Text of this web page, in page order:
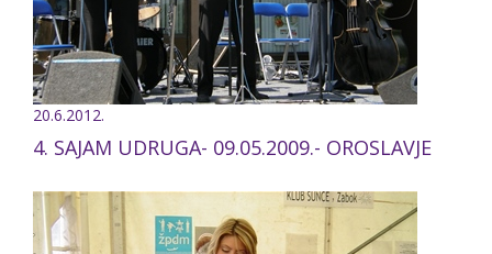
20.6.2012.
4. SAJAM UDRUGA- 09.05.2009.- OROSLAVJE